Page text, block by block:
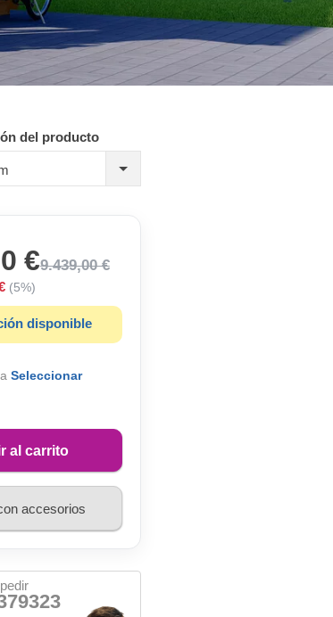
del producto
€9.439,00 €
(5%)
disponible
Seleccionar
al carrito
accesorios